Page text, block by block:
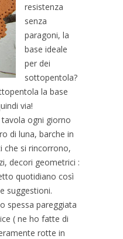
resistenza
senza
paragoni, la
base ideale
per dei
sottopentola?
la base
via!
tavola ogni giorno
di luna, barche in
che si rincorrono,
decori geometrici :
quotidiano così
suggestioni.
spessa pareggiata
( ne ho fatte di
rotte in